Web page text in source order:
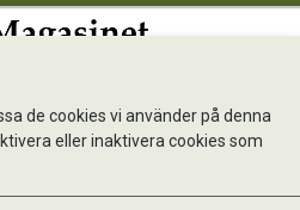
de cookies vi använder på denna
eller inaktivera cookies som